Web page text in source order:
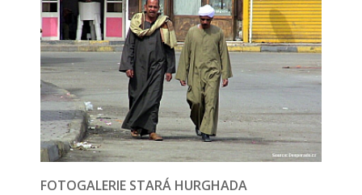
FOTOGALERIE STARÁ HURGHADA